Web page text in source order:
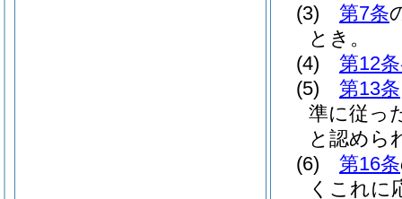
(3)
第7条
とき。
(4)
第12
(5)
第13条
準に従っ
と認めら
(6)
第16条
くこれに